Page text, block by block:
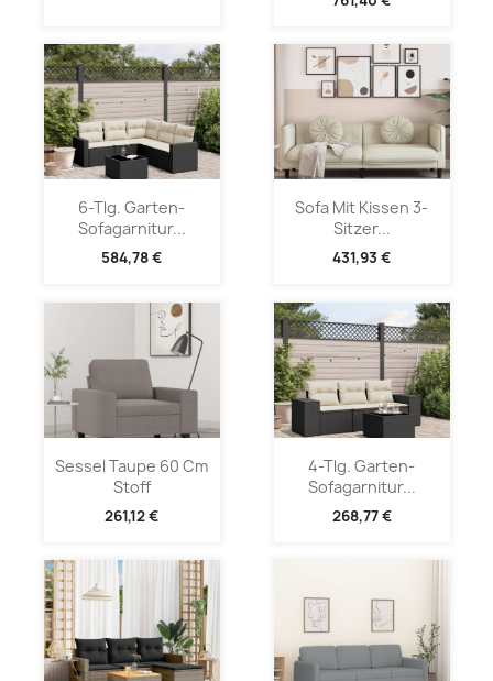
6-Tlg. Garten-
Sofagarnitur...
584,78 €
Sofa Mit Kissen 3-
Sitzer...
431,93 €
Sessel Taupe 60 Cm
Stoff
261,12 €
4-Tlg. Garten-
Sofagarnitur...
268,77 €